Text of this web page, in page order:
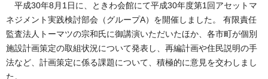
平成30年8月1日に、ときわ会館にて平成30年度第1回アセットマ
ネジメント実践検討部会（グループA）を開催しました。 有限責任
監査法人トーマツの宗和氏に御講演いただいたほか、各市町が個別
施設計画策定の取組状況について発表し、再編計画や住民説明の手
法など、計画策定に係る課題について、積極的に意見を交わしまし
た。